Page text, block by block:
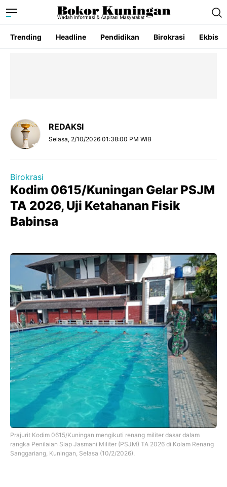
Trending Headline Pendidikan Birokrasi Ekbis
REDAKSI
Selasa, 2/10/2026 01:38:00 PM WIB
Birokrasi
Kodim 0615/Kuningan Gelar PSJM
TA 2026, Uji Ketahanan Fisik
Babinsa
Prajurit Kodim 0615/Kuningan mengikuti renang militer dasar dalam
rangka Penilaian Siap Jasmani Militer (PSJM) TA 2026 di Kolam Renang
Sanggariang, Kuningan, Selasa (10/2/2026).